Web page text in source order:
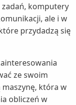
komputery
ale i w
przydadzą się
ze swoim
która w
obliczeń w